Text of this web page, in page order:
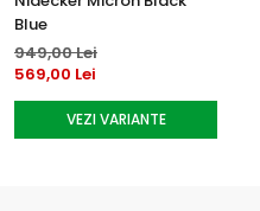
Blue
949,00 Lei
569,00 Lei
VEZI VARIANTE